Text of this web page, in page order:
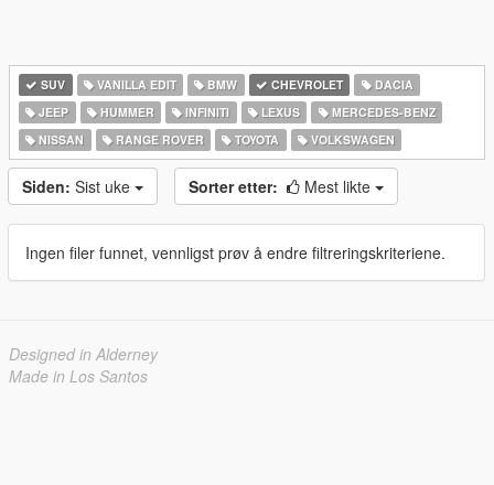
SUV VANILLA EDIT BMW CHEVROLET
DACIA
JEEP
HUMMER INFINITI LEXUS
MERCEDES-BENZ
NISSAN
RANGE ROVER TOYOTA VOLKSWAGEN
Siden: Sist uke Sorter etter: Mest likte
Ingen filer funnet, vennligst prøv å endre filtreringskriteriene.
Designed in Alderney
Made in Los Santos